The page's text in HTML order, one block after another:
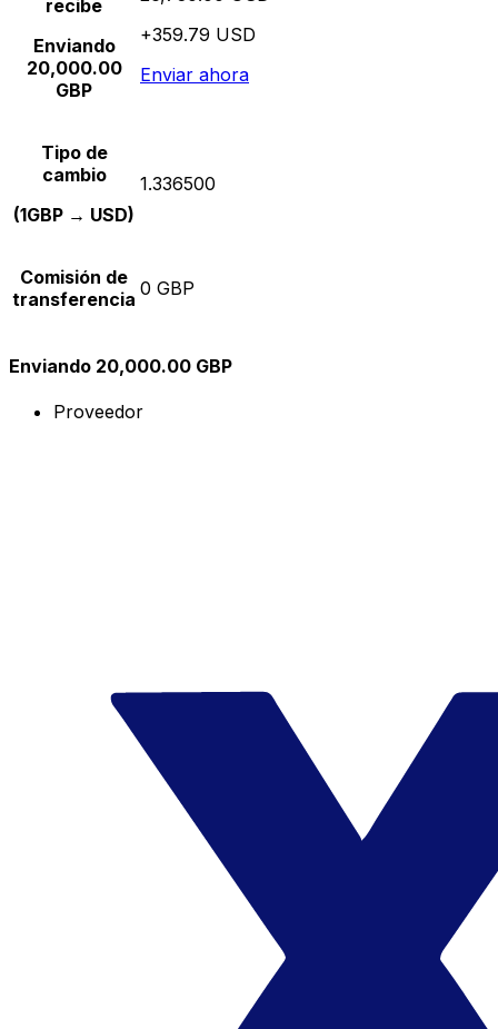
recibe
Enviando
20,000.00
GBP
+359.79 USD
Enviar ahora
Tipo de
cambio
(1GBP → USD)
1.336500
Comisión de
transferencia 0 GBP
Enviando 20,000.00 GBP
Proveedor